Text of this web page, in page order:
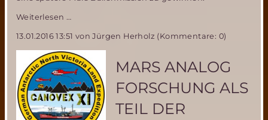
Weiterlesen …
für
MIRIAM-
2
Parabelflug
13.01.2016 13:51 von Jürgen Herholz (Kommentare: 0)
MARS ANALOG
FORSCHUNG ALS
TEIL DER